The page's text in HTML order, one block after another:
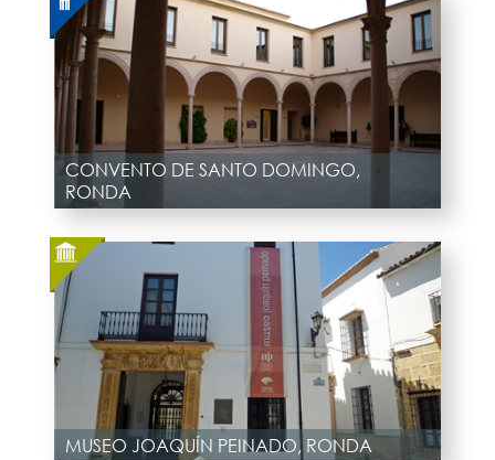
CONVENTO DE SANTO DOMINGO,
RONDA
MUSEO JOAQUÍN PEINADO, RONDA